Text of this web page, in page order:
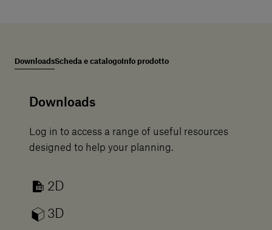
DownloadsScheda e catalogo Info prodotto
Downloads
Log in to access a range of useful resources
designed to help your planning.
2D
3D